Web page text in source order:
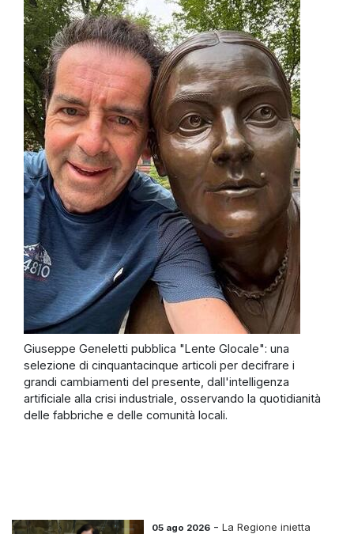
Giuseppe Geneletti pubblica "Lente Glocale": una
selezione di cinquantacinque articoli per decifrare i
grandi cambiamenti del presente, dall'intelligenza
artificiale alla crisi industriale, osservando la quotidianità
delle fabbriche e delle comunità locali.
05 ago 2026 -La Regione inietta